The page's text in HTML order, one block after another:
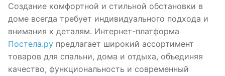
Создание комфортной и стильной обстановки в
доме всегда требует индивидуального подхода и
внимания к деталям. Интернет-платформа
Постела.ру предлагает широкий ассортимент
товаров для спальни, дома и отдыха, объединяя
качество, функциональность и современный